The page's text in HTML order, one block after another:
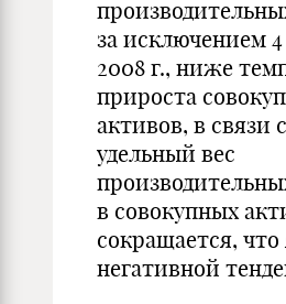
за исключением
2008 г., ниже
прироста
активов, в связи
удельный вес
в совокупных
сокращается, что
негативной